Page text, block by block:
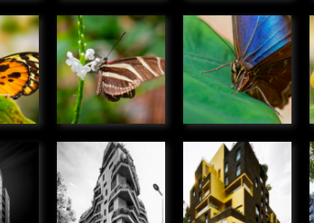
Heliconius
charithonias
» Microcosmos
Caligo
eurilochus
» Microcosmos
Immeuble
Av Emile
Zola,
Immeuble
rue M.
Bontemps,